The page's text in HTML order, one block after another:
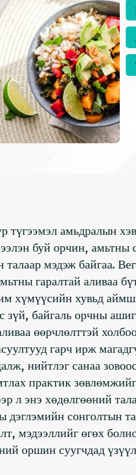
амьдралын
буй орчин, амьтны
мэдэж байгаа.
гаралтай аливаа
хүмүүсийн хувьд
зүй, байгаль орчны
өөрчлөлттэй
гарч ирж
нийтлэг санаа
практик
л энэ хөдөлгөөний
дэглэмийн сонголтын
мэдээллийг өгөх
оршин суугчдад